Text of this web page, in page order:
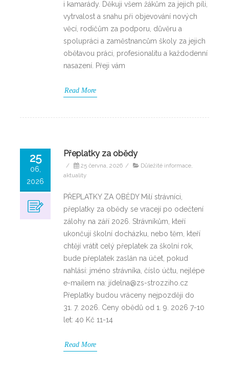
i kamarády. Děkuji všem žákům za jejich píli,
vytrvalost a snahu při objevování nových
věcí, rodičům za podporu, důvěru a
spolupráci a zaměstnancům školy za jejich
obětavou práci, profesionalitu a každodenní
nasazení. Přeji vám
Read More
25
06,
2026
Přeplatky za obědy
/ 25 června, 2026 /
Důležité informace,
aktuality
PŘEPLATKY ZA OBĚDY Milí strávníci,
přeplatky za obědy se vracejí po odečtení
zálohy na září 2026. Strávníkům, kteří
ukončují školní docházku, nebo těm, kteří
chtějí vrátit celý přeplatek za školní rok,
bude přeplatek zaslán na účet, pokud
nahlásí: jméno strávníka, číslo účtu, nejlépe
e-mailem na: jídelna@zs-strozziho.cz
Přeplatky budou vráceny nejpozději do
31. 7. 2026. Ceny obědů od 1. 9. 2026 7-10
let: 40 Kč 11-14
Read More